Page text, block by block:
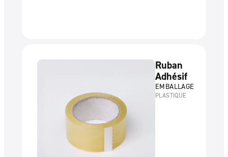
Ruban
Adhésif
EMBALLAGE
PLASTIQUE